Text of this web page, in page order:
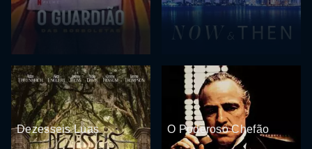
Dezesseis Luas O Poderoso Chefão